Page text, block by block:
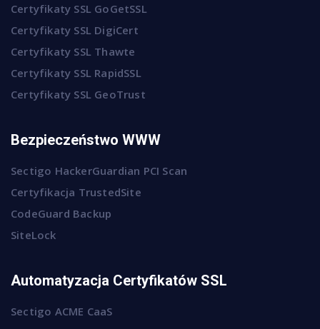
Certyfikaty SSL GoGetSSL
Certyfikaty SSL DigiCert
Certyfikaty SSL Thawte
Certyfikaty SSL RapidSSL
Certyfikaty SSL GeoTrust
Bezpieczeństwo WWW
Sectigo HackerGuardian PCI Scan
Certyfikacja TrustedSite
CodeGuard Backup
SiteLock
Automatyzacja Certyfikatów SSL
Sectigo ACME CaaS